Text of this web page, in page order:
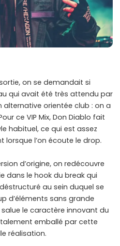
on se demandait si
qui avait été très attendu par
alternative orientée club : on a
ce VIP Mix, Don Diablo fait
habituel, ce qui est assez
l’on écoute le drop.
d’origine, on redécouvre
dans le hook du break qui
au sein duquel se
d’éléments sans grande
salue le caractère innovant du
emballé par cette
réalisation.